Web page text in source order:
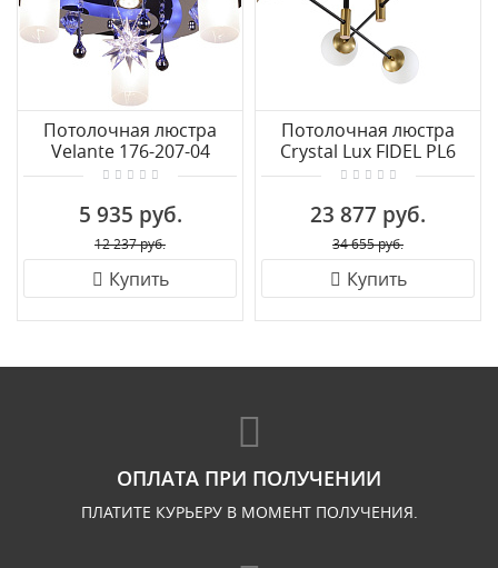
Потолочная люстра
Velante 176-207-04
5 935 руб.
12 237 руб.
Купить
Потолочная люстра
Crystal Lux FIDEL PL6
BLACK
23 877 руб.
34 655 руб.
Купить
ОПЛАТА ПРИ ПОЛУЧЕНИИ
ПЛАТИТЕ КУРЬЕРУ В МОМЕНТ ПОЛУЧЕНИЯ.